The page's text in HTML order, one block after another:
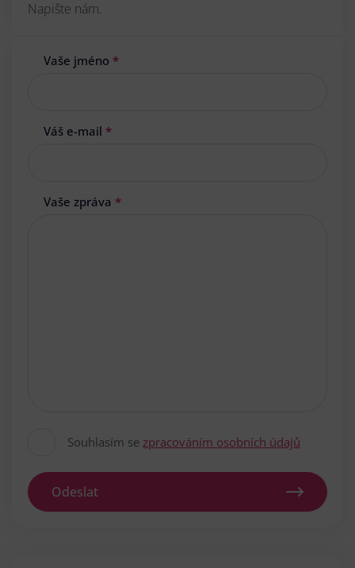
Napište nám.
Vaše jméno *
Váš e-mail *
Vaše zpráva *
Souhlasím se zpracováním osobních údajů
Odeslat